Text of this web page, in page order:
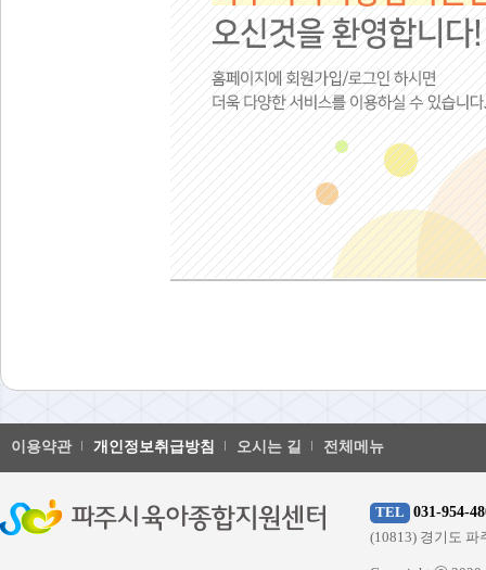
이용약관 개인정보취급방침 오시는 길 전체메뉴
TEL 031-954-
(10813) 경기도 파